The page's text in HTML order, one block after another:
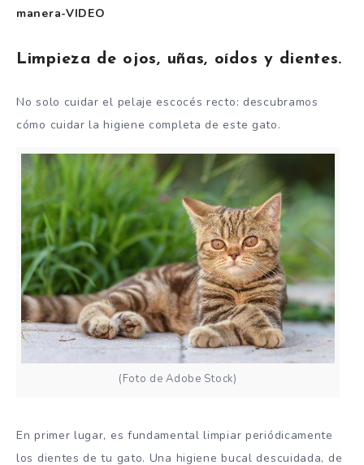
manera-VIDEO
Limpieza de ojos, uñas, oídos y dientes.
No solo cuidar el pelaje escocés recto: descubramos
cómo cuidar la higiene completa de este gato.
(Foto de Adobe Stock)
En primer lugar, es fundamental limpiar periódicamente
los dientes de tu gato. Una higiene bucal descuidada, de